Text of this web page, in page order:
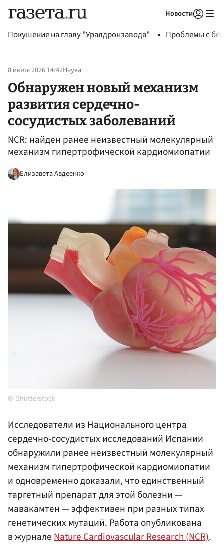
Новости
Покушение на главу "Уралдронзавода" Проблемы с
8 июля 2026 14:42Наука
Обнаружен новый механизм
развития сердечно-
сосудистых заболеваний
NCR: найден ранее неизвестный молекулярный
механизм гипертрофической кардиомиопатии
Елизавета Авдеенко
Shutterstock
Исследователи из Национального центра
сердечно-сосудистых исследований Испании
обнаружили ранее неизвестный молекулярный
механизм гипертрофической кардиомиопатии
и одновременно доказали, что единственный
таргетный препарат для этой болезни —
мавакамтен — эффективен при разных типах
генетических мутаций. Работа опубликована
в журналеNature Cardiovascular Research (NCR).